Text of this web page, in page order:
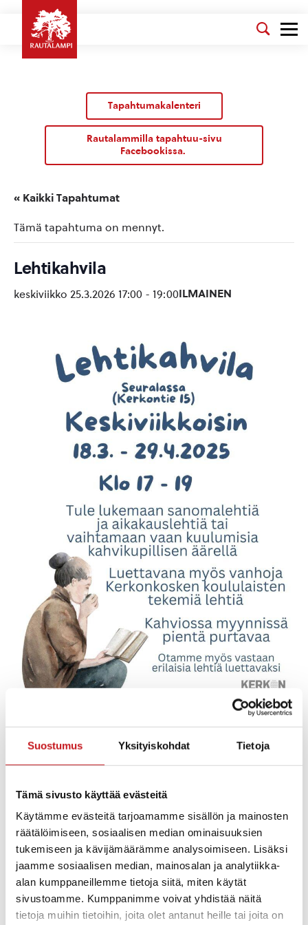
Suostumus Yksityiskohdat Tietoja
Tämä sivusto käyttää evästeitä
Käytämme evästeitä tarjoamamme sisällön ja mainosten
räätälöimiseen, sosiaalisen median ominaisuuksien
tukemiseen ja kävijämäärämme analysoimiseen. Lisäksi
jaamme sosiaalisen median, mainosalan ja analytiikka-
alan kumppaneillemme tietoja siitä, miten käytät
sivustoamme. Kumppanimme voivat yhdistää näitä
tietoja muihin tietoihin, joita olet antanut heille tai joita on
Tapahtumakalenteri
Rautalammilla tapahtuu-sivu
Facebookissa.
« Kaikki Tapahtumat
Tämä tapahtuma on mennyt.
Lehtikahvila
keskiviikko 25.3.2026 17:00 - 19:00ILMAINEN
– 19
vaikka vaan tapaamaan tuttavia. Kerkonkosken
koululaisten tekemiä vanhoja lehtiä myös luettavissa.
Kahviossa myynnissä pientä purtavaa.
Järjestäjä Kerkonkosken Ketterä
Tervetula mukaan oman aikataulun mukaan!